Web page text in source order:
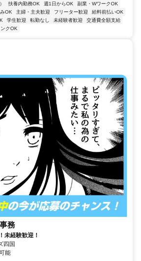
扶養内勤務OK 週1日からOK
副業・WワークOK
OK 主婦・主夫歓迎 フリーター歓迎
給料前払いOK
学生歓迎 転勤なし 未経験者歓迎
交通費全額支給
ンクOK
務
未経験歓迎！
四国
能